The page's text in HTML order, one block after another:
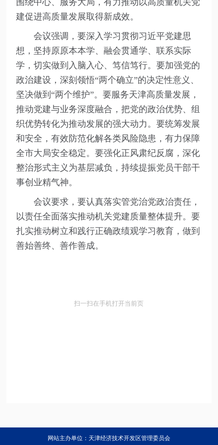
围绕中心、服务大局，有力推动以高质量机关党
建促进高质量发展取得新成效。
会议强调，要深入学习贯彻习近平党建思
想，坚持原原本本学、融会贯通学、联系实际
学，切实做到入脑入心、笃信笃行。要加强党的
政治建设，深刻领悟“两个确立”的决定性意义、
坚决做到“两个维护”。要服务天津高质量发展，
推动党建与业务深度融合，把党的政治优势、组
织优势转化为推动发展的强大动力。要统筹发展
和安全，有效防范化解各类风险隐患，有力保障
全市大局安全稳定。要强化正风肃纪反腐，深化
整治形式主义为基层减负，持续提振党员干部干
事创业精气神。
会议要求，要认真落实管党治党政治责任，
以责任全面落实推动机关党建质量整体提升。要
扎实推动树立和践行正确政绩观学习教育，做到
善始善终、善作善成。
扫一扫在手机打开当前页
网站主办单位：天津经济技术开发区管理委员会